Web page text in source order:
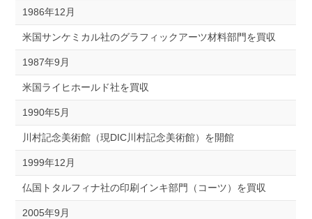
1986年12月
米国サンケミカル社のグラフィックアーツ材料部門を買収
1987年9月
米国ライヒホールド社を買収
1990年5月
川村記念美術館（現DIC川村記念美術館）を開館
1999年12月
仏国トタルフィナ社の印刷インキ部門（コーツ）を買収
2005年9月